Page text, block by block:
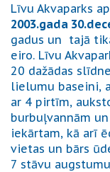
Līvu Akvaparks
2003.gada
gadus un tajā
eiro. Līvu
20 dažādas
lielumu baseini,
ar 4 pirtīm,
burbuļvannām
iekārtam, kā arī
vietas un bārs
7 stāvu